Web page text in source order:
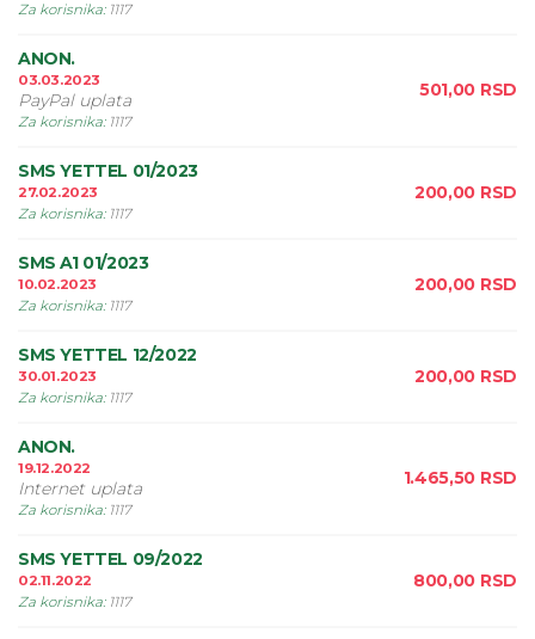
Za korisnika: 1117
ANON.
03.03.2023
PayPal uplata
Za korisnika: 1117
501,00 RSD
SMS YETTEL 01/2023
27.02.2023
Za korisnika: 1117
200,00 RSD
SMS A1 01/2023
10.02.2023
Za korisnika: 1117
200,00 RSD
SMS YETTEL 12/2022
30.01.2023
Za korisnika: 1117
200,00 RSD
ANON.
19.12.2022
Internet uplata
Za korisnika: 1117
1.465,50 RSD
SMS YETTEL 09/2022
02.11.2022
Za korisnika: 1117
800,00 RSD